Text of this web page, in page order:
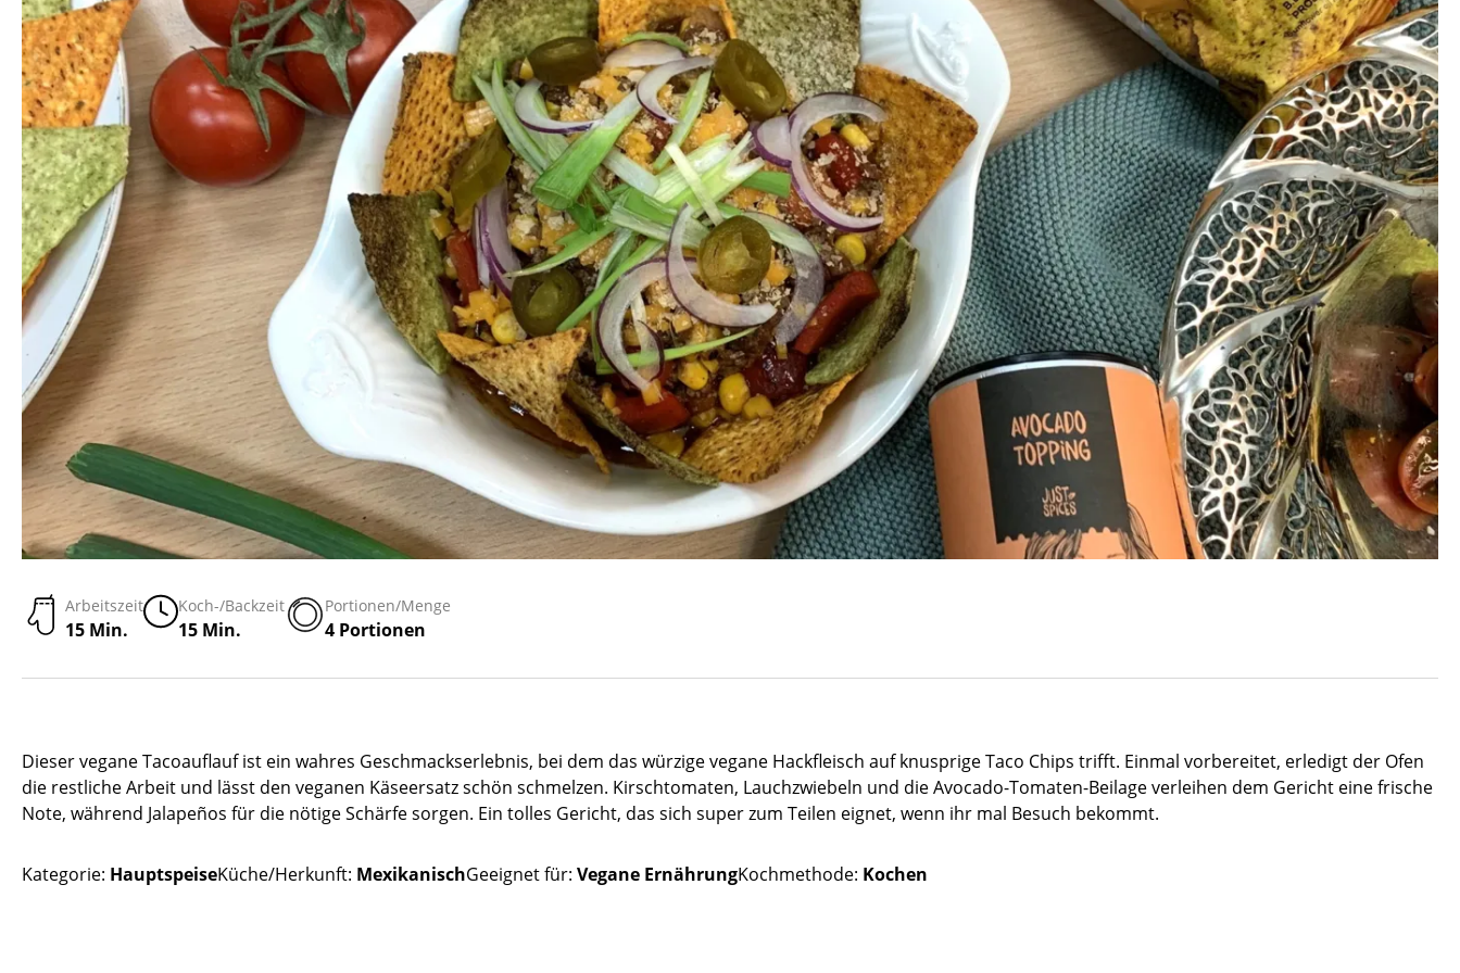
Arbeitszeit
15 Min.
Koch-/Backzeit
15 Min.
Portionen/Menge
4 Portionen
Dieser vegane Tacoauflauf ist ein wahres Geschmackserlebnis, bei dem das würzige vegane Hackfleisch auf knusprige Taco Chips trifft. Einmal vorbereitet, erledigt der Ofen
die restliche Arbeit und lässt den veganen Käseersatz schön schmelzen. Kirschtomaten, Lauchzwiebeln und die Avocado-Tomaten-Beilage verleihen dem Gericht eine frische
Note, während Jalapeños für die nötige Schärfe sorgen. Ein tolles Gericht, das sich super zum Teilen eignet, wenn ihr mal Besuch bekommt.
Kategorie: HauptspeiseKüche/Herkunft: MexikanischGeeignet für: Vegane ErnährungKochmethode: Kochen